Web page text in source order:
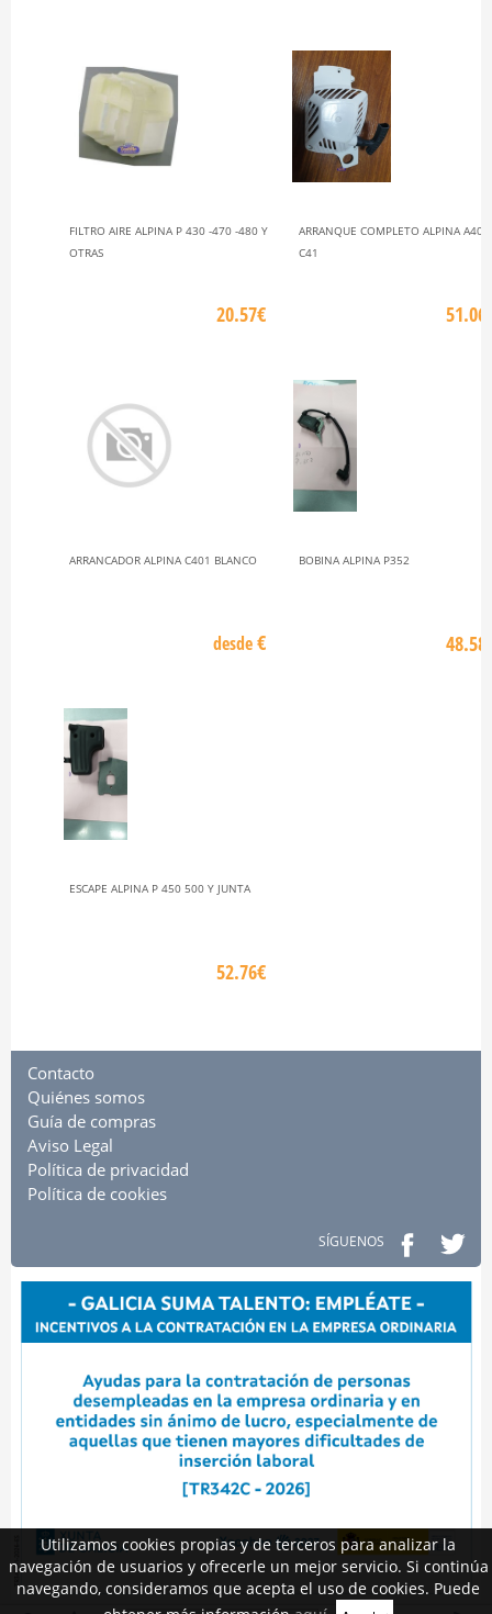
FILTRO AIRE ALPINA P 430 -470 -480 Y
OTRAS
20.57€
ARRANQUE COMPLETO ALPINA A405
C41
ARRANCADOR ALPINA C401 BLANCO
desde€
BOBINA ALPINA P352
ESCAPE ALPINA P 450 500 Y JUNTA
52.76€
Contacto
Quiénes somos
Guía de compras
Aviso Legal
Política de privacidad
Política de cookies
SÍGUENOS
Utilizamos cookies propias y de terceros para analizar la
navegación de usuarios y ofrecerle un mejor servicio. Si continúa
navegando, consideramos que acepta el uso de cookies. Puede